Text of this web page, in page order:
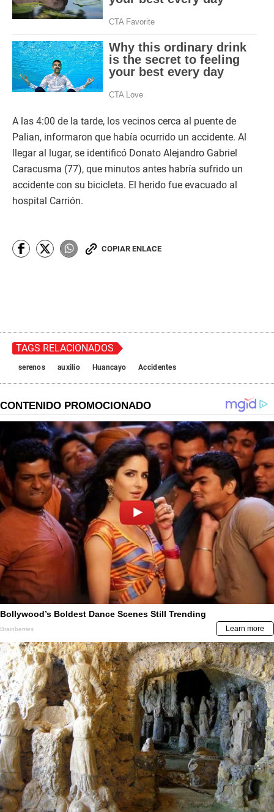
A las 4:00 de la tarde, los vecinos cerca al puente de
Palian, informaron que había ocurrido un accidente. Al
llegar al lugar, se identificó Donato Alejandro Gabriel
Caracusma (77), que minutos antes habría sufrido un
accidente con su bicicleta. El herido fue evacuado al
hospital Carrión.
COPIAR ENLACE
TAGS RELACIONADOS
serenos auxilio Huancayo Accidentes